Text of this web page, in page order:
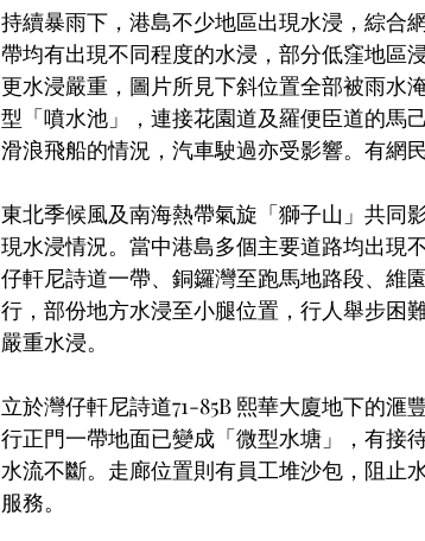
持續暴雨下，港島不少地區出現水浸，綜合
帶均有出現不同程度的水浸，部分低窪地區
更水浸嚴重，圖片所見下斜位置全部被雨水
型「噴水池」，連接花園道及羅便臣道的馬
滑浪飛船的情況，汽車駛過亦受影響。有網
東北季候風及南海熱帶氣旋「獅子山」共同
現水浸情況。當中港島多個主要道路均出現
仔軒尼詩道一帶、銅鑼灣至跑馬地路段、維
行，部份地方水浸至小腿位置，行人舉步困
嚴重水浸。
立於灣仔軒尼詩道71-85B 熙華大廈地下的
行正門一帶地面已變成「微型水塘」，有接
水流不斷。走廊位置則有員工堆沙包，阻止
服務。